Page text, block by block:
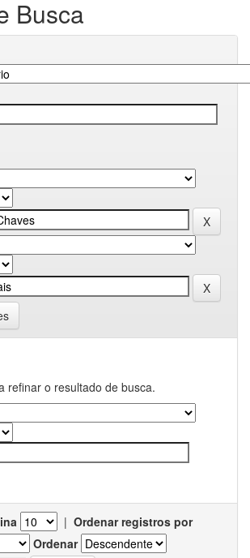
Busca
refinar o resultado de busca.
| Ordenar registros por
Ordenar